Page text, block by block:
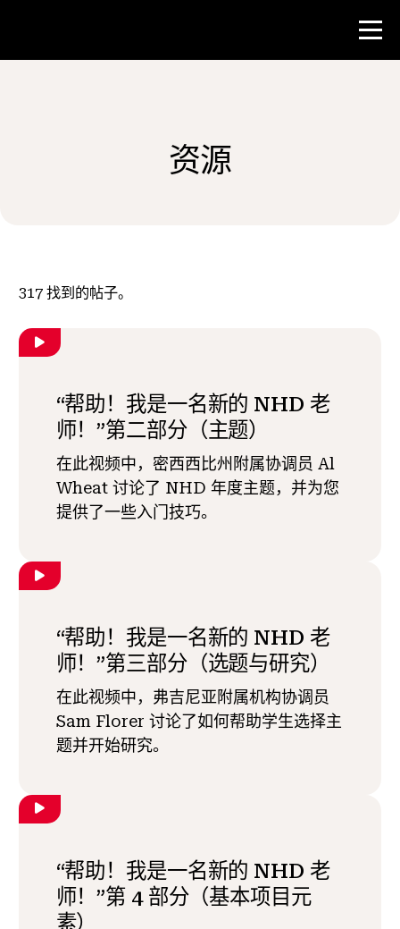
参与其中
资源
317 找到的帖子。
“帮助！我是一名新的 NHD 老
师！”第二部分（主题）
在此视频中，密西西比州附属协调员 Al
Wheat 讨论了 NHD 年度主题，并为您
提供了一些入门技巧。
“帮助！我是一名新的 NHD 老
师！”第三部分（选题与研究）
在此视频中，弗吉尼亚附属机构协调员
Sam Florer 讨论了如何帮助学生选择主
题并开始研究。
“帮助！我是一名新的 NHD 老
师！”第 4 部分（基本项目元
素）